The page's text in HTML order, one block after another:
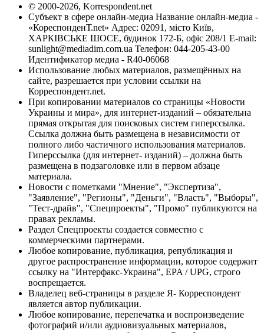
© 2000-2026, Korrespondent.net
Субъект в сфере онлайн-медиа Название онлайн-медиа -
«КореспонденТ.net» Адрес: 02091, місто Київ,
ХАРКІВСЬКЕ ШОСЕ, будинок 172-Б, офіс 208/1 E-mail:
sunlight@mediadim.com.ua Телефон: 044-205-43-00
Идентификатор медиа - R40-06068
Использование любых материалов, размещённых на
сайте, разрешается при условии ссылки на
Корреспондент.net.
При копировании материалов со страницы «Новости
Украины и мира», для интернет-изданий – обязательна
прямая открытая для поисковых систем гиперссылка.
Ссылка должна быть размещена в независимости от
полного либо частичного использования материалов.
Гиперссылка (для интернет- изданий) – должна быть
размещена в подзаголовке или в первом абзаце
материала.
Новости с пометками "Мнение", "Экспертиза",
"Заявление", "Регионы", "Деньги", "Власть", "Выборы",
"Тест-драйв", "Спецпроекты", "Промо" публикуются на
правах рекламы.
Раздел Спецпроекты создается совместно с
коммерческими партнерами.
Любое копирование, публикация, републикация и
другое распространение информации, которое содержит
ссылку на "Интерфакс-Украина", EPA / UPG, строго
воспрещается.
Владелец веб-страницы в разделе Я- Корреспондент
является автор публикации.
Любое копирование, перепечатка и воспроизведение
фотографий и/или аудиовизуальных материалов,